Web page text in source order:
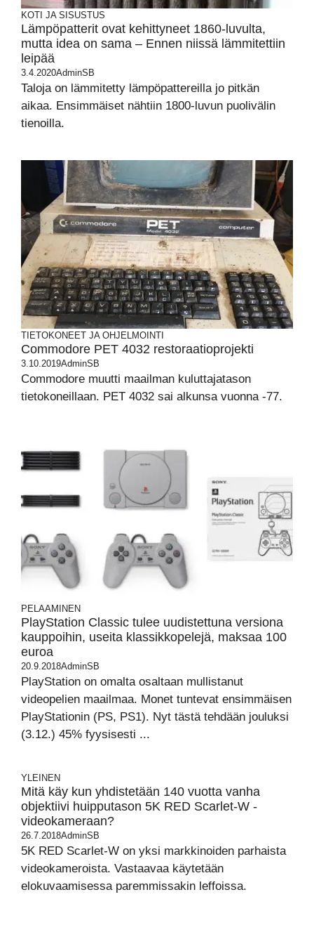
KOTI JA SISUSTUS
Lämpöpatterit ovat kehittyneet 1860-luvulta,
mutta idea on sama – Ennen niissä lämmitettiin
leipää
3.4.2020AdminSB
Taloja on lämmitetty lämpöpattereilla jo pitkän
aikaa. Ensimmäiset nähtiin 1800-luvun puolivälin
tienoilla.
TIETOKONEET JA OHJELMOINTI
Commodore PET 4032 restoraatioprojekti
3.10.2019AdminSB
Commodore muutti maailman kuluttajatason
tietokoneillaan. PET 4032 sai alkunsa vuonna -77.
PELAAMINEN
PlayStation Classic tulee uudistettuna versiona
kauppoihin, useita klassikkopelejä, maksaa 100
euroa
20.9.2018AdminSB
PlayStation on omalta osaltaan mullistanut
videopelien maailmaa. Monet tuntevat ensimmäisen
PlayStationin (PS, PS1). Nyt tästä tehdään jouluksi
(3.12.) 45% fyysisesti ...
YLEINEN
Mitä käy kun yhdistetään 140 vuotta vanha
objektiivi huipputason 5K RED Scarlet-W -
videokameraan?
26.7.2018AdminSB
5K RED Scarlet-W on yksi markkinoiden parhaista
videokameroista. Vastaavaa käytetään
elokuvaamisessa paremmissakin leffoissa.